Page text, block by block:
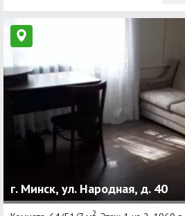
г. Минск, ул. Народная, д. 40
2